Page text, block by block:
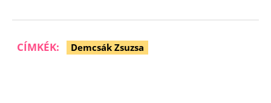
CÍMKÉK: Demcsák Zsuzsa